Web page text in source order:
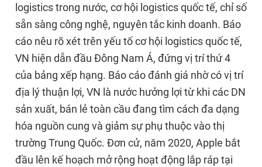
logistics trong nước, cơ hội logistics quốc tế, chỉ số
sẵn sàng công nghệ, nguyên tắc kinh doanh. Báo
cáo nêu rõ xét trên yếu tố cơ hội logistics quốc tế,
VN hiện dẫn đầu Đông Nam Á, đứng vị trí thứ 4
của bảng xếp hạng. Báo cáo đánh giá nhờ có vị trí
địa lý thuận lợi, VN là nước hưởng lợi từ khi các DN
sản xuất, bán lẻ toàn cầu đang tìm cách đa dạng
hóa nguồn cung và giảm sự phụ thuộc vào thị
trường Trung Quốc. Đơn cử, năm 2020, Apple bắt
đầu lên kế hoạch mở rộng hoạt động lắp ráp tại